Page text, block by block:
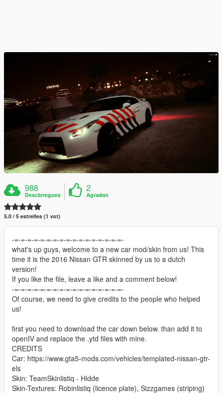
988
Descàrregues
2
Agradan
5.0 / 5 estrelles (1 vot)
-=-=-=-=-=-=-=-=-=-=-=-=-=-=-=-=-=-
what's up guys, welcome to a new car mod/skin from us! This
time it is the 2016 Nissan GTR skinned by us to a dutch
version!
If you like the file, leave a like and a comment below!
-=-=-=-=-=-=-=-=-=-=-=-=-=-=-=-=-=-
Of course, we need to give credits to the people who helped
us!
first you need to download the car down below. than add it to
openIV and replace the .ytd files with mine.
CREDITS
Car: https://www.gta5-mods.com/vehicles/templated-nissan-gtr-
els
Skin: TeamSkinlistiq - Hidde
Skin-Textures: Robinlistiq (licence plate), Sizzgames (striping)